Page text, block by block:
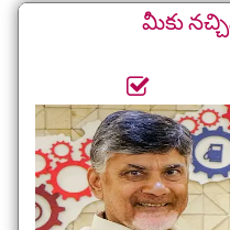
మీకు